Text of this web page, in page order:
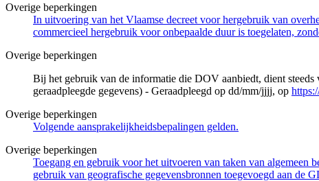
Overige beperkingen
In uitvoering van het Vlaamse decreet voor hergebruik van
commercieel hergebruik voor onbepaalde duur is toegelaten,
Overige beperkingen
Bij het gebruik van de informatie die DOV aanbiedt, dient
geraadpleegde gegevens) - Geraadpleegd op dd/mm/jjjj, op
Overige beperkingen
Volgende aansprakelijkheidsbepalingen gelden.
Overige beperkingen
Toegang en gebruik voor het uitvoeren van taken van algemeen
gebruik van geografische gegevensbronnen toegevoegd aan de